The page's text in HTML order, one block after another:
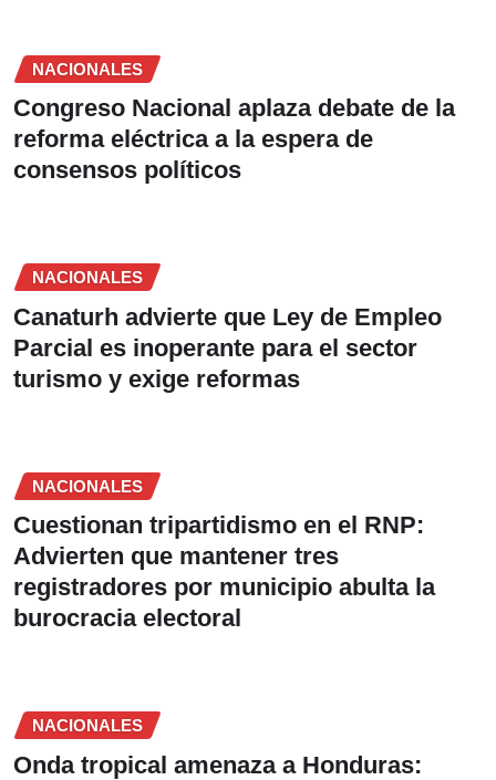
NACIONALES
Congreso Nacional aplaza debate de la
reforma eléctrica a la espera de
consensos políticos
NACIONALES
Canaturh advierte que Ley de Empleo
Parcial es inoperante para el sector
turismo y exige reformas
NACIONALES
Cuestionan tripartidismo en el RNP:
Advierten que mantener tres
registradores por municipio abulta la
burocracia electoral
NACIONALES
Onda tropical amenaza a Honduras: